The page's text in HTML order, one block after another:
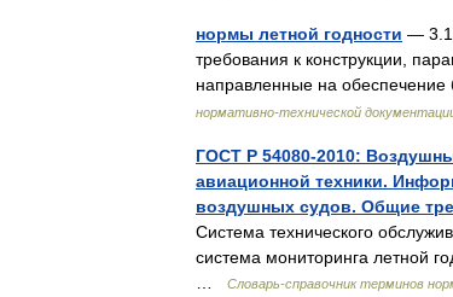
нормы летной годности —
требования к конструкции,
направленные на
нормативно-технической
ГОСТ Р 54080-2010:
авиационной техники.
воздушных судов. Общие
Система технического
система мониторинга летной
Словарь-справочник терминов